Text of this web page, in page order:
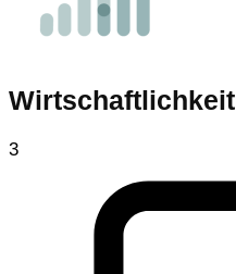
Wirtschaftlichkeit
3